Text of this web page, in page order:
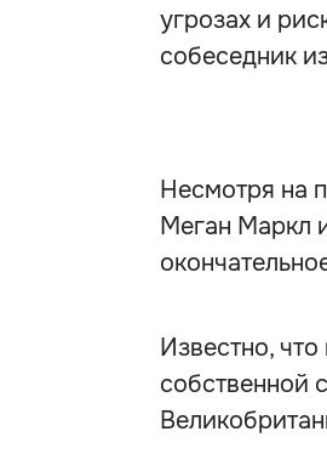
угрозах и
собеседник
Несмотря на
Меган Маркл
Известно,
собственной